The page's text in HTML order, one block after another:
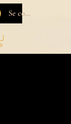
Se connecter